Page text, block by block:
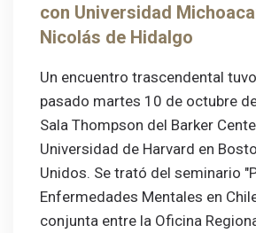
con Universidad
Nicolás de Hidalgo
Un encuentro trascendental
pasado martes 10 de octubre
Sala Thompson del Barker
Universidad de Harvard en
Unidos. Se trató del seminario
Enfermedades Mentales en
conjunta entre la Oficina